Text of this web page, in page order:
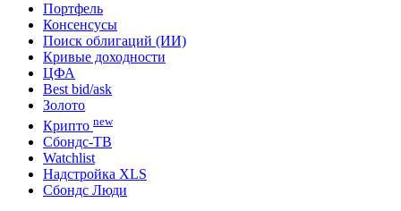
Портфель
Консенсусы
Поиск облигаций (ИИ)
Кривые доходности
ЦФА
Best bid/ask
Золото
Крипто new
Сбондс-ТВ
Watchlist
Надстройка XLS
Сбондс Люди